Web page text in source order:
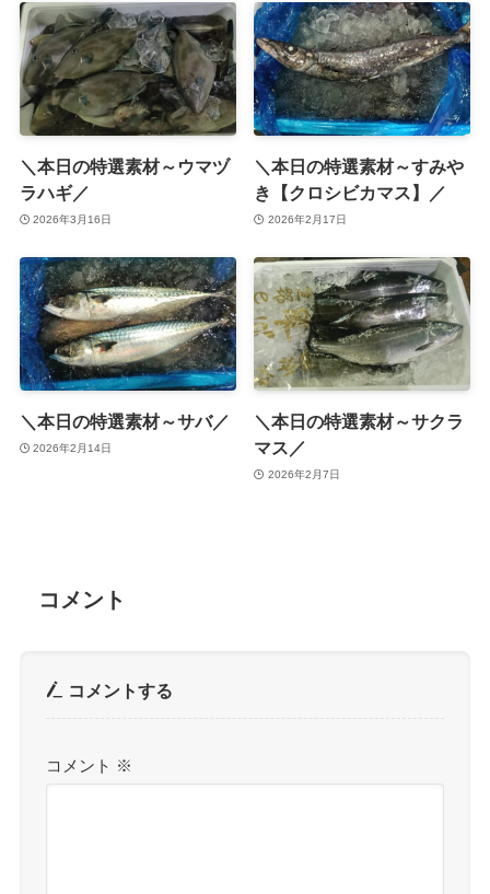
＼本日の特選素材～ウマヅ
ラハギ／
2026年3月16日
＼本日の特選素材～すみや
き【クロシビカマス】／
2026年2月17日
＼本日の特選素材～サバ／
2026年2月14日
＼本日の特選素材～サクラ
マス／
2026年2月7日
コメント
コメントする
コメント ※